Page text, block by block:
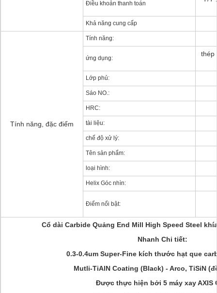
Điều khoản thanh toán
Khả năng cung cấp
Tính năng, đặc điểm
Tính năng:
ứng dụng:
thép
Lớp phủ:
Sáo NO.:
HRC:
tài liệu:
chế độ xử lý:
Tên sản phẩm:
loại hình:
Helix Góc nhìn:
Điểm nổi bật:
Cổ dài Carbide Quảng End Mill High Speed Steel
Nhanh Chi tiết:
0.3-0.4um Super-Fine kích thước hạt que
Mutli-TiAlN Coating (Black) - Arco, TiSiN
Được thực hiện bởi 5 máy xay AXIS